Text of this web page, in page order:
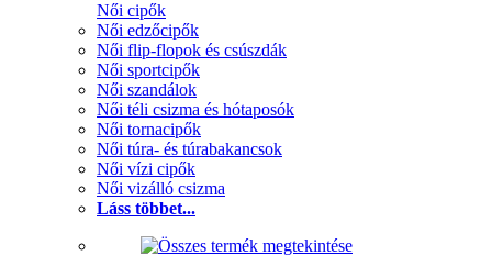
Női cipők
Női edzőcipők
Női flip-flopok és csúszdák
Női sportcipők
Női szandálok
Női téli csizma és hótaposók
Női tornacipők
Női túra- és túrabakancsok
Női vízi cipők
Női vizálló csizma
Láss többet...